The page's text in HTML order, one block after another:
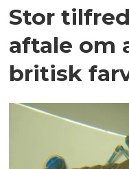
Stor
aftale om
britisk